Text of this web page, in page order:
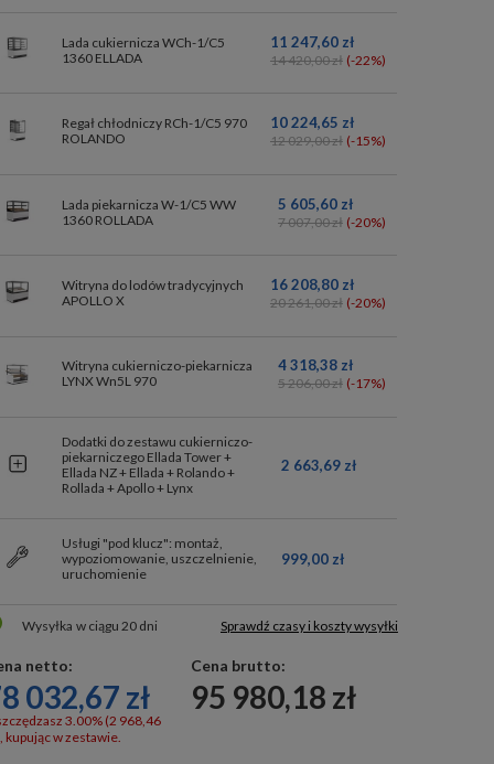
Lada cukiernicza WCh-1/C5
1360 ELLADA
11 247,60 zł
14 420,00 zł (-22%)
Regał chłodniczy RCh-1/C5 970
ROLANDO
10 224,65 zł
12 029,00 zł (-15%)
Lada piekarnicza W-1/C5 WW
1360 ROLLADA
5 605,60 zł
7 007,00 zł (-20%)
Witryna do lodów tradycyjnych
APOLLO X
16 208,80 zł
20 261,00 zł (-20%)
Witryna cukierniczo-piekarnicza
LYNX Wn5L 970
4 318,38 zł
5 206,00 zł (-17%)
Dodatki do zestawu cukierniczo-
piekarniczego Ellada Tower +
Ellada NZ + Ellada + Rolando +
Rollada + Apollo + Lynx
2 663,69 zł
Usługi "pod klucz": montaż,
wypoziomowanie, uszczelnienie,
uruchomienie
999,00 zł
Wysyłka w ciągu 20 dni Sprawdź czasy i koszty wysyłki
netto:
032,67 zł
3.00% (2 968,46
kupując w zestawie.
Cena brutto:
95 980,18 zł